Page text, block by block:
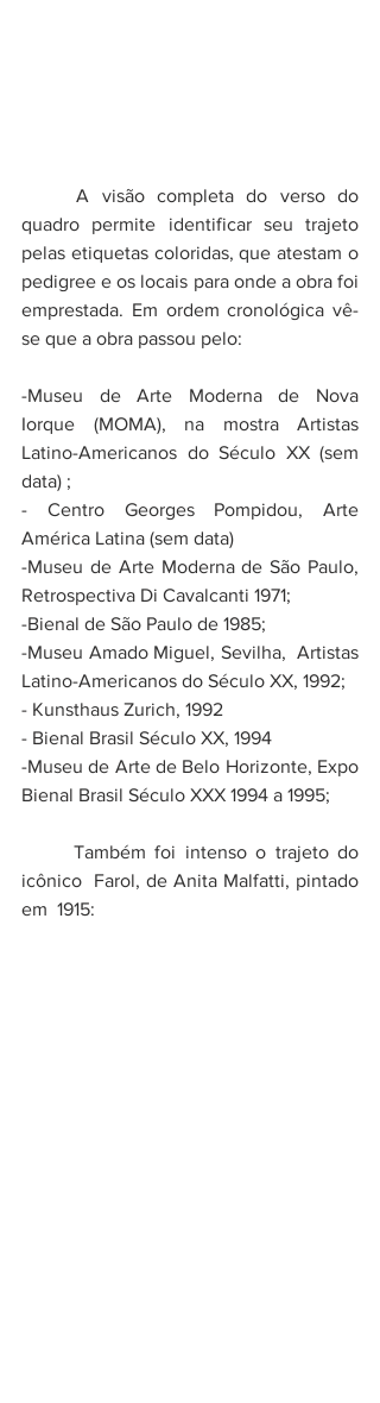
	A visão completa do verso do
quadro permite identificar seu trajeto
pelas etiquetas coloridas, que atestam o
pedigree e os locais para onde a obra foi
emprestada. Em ordem cronológica vê-
se que a obra passou pelo:
-Museu de Arte Moderna de Nova
Iorque (MOMA), na mostra Artistas
Latino-Americanos do Século XX (sem
data) ;
- Centro Georges Pompidou, Arte
América Latina (sem data)
-Museu de Arte Moderna de São Paulo,
Retrospectiva Di Cavalcanti 1971;
-Bienal de São Paulo de 1985;
-Museu Amado Miguel, Sevilha,  Artistas
Latino-Americanos do Século XX, 1992;
- Kunsthaus Zurich, 1992
- Bienal Brasil Século XX, 1994
-Museu de Arte de Belo Horizonte, Expo
Bienal Brasil Século XXX 1994 a 1995;
icônico  Farol, de Anita Malfatti, pintado
em  1915: